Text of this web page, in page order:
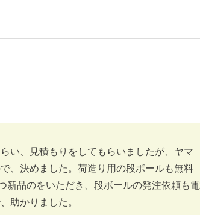
い、見積もりをしてもらいましたが、ヤマ
、決めました。荷造り用の段ボールも無料
新品のをいただき、段ボールの発注依頼も電
助かりました。